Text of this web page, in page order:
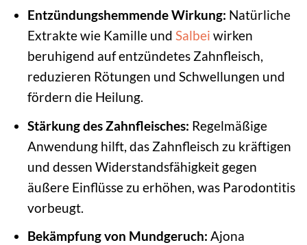
Entzündungshemmende Wirkung: Natürliche
Extrakte wie Kamille und Salbei wirken
beruhigend auf entzündetes Zahnfleisch,
reduzieren Rötungen und Schwellungen und
fördern die Heilung.
Stärkung des Zahnfleisches: Regelmäßige
Anwendung hilft, das Zahnfleisch zu kräftigen
und dessen Widerstandsfähigkeit gegen
äußere Einflüsse zu erhöhen, was Parodontitis
vorbeugt.
Bekämpfung von Mundgeruch: Ajona